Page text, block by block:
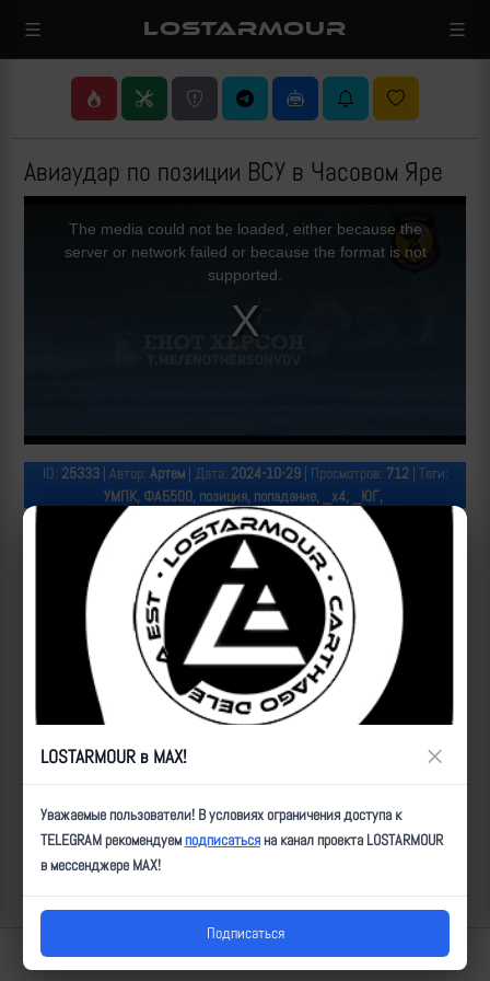
LOSTARMOUR
Авиаудар по позиции ВСУ в Часовом Яре
The media could not be loaded, either because the
server or network failed or because the format is not
supported.
ID: 25333| Автор: Артем| Дата: 2024-10-29| Просмотров: 712| Теги:
УМПК, ФАБ500, позиция, попадание, _х4, _ЮГ,
Популярные за сегодня видео
Lostarmour | Carthago Delenda Est | 2014-2026
LOSTARMOUR в MAX! ×
Уважаемые пользователи! В условиях ограничения доступа к
TELEGRAM рекомендуемподписатьсяна канал проекта LOSTARMOUR
в мессенджере MAX!
Подписаться